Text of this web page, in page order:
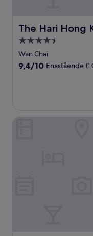
The Hari Hong
The Hari Hong
4.5-
stjärnigt
boende
Wan Chai
9.4
9,4/10 Enastående (1